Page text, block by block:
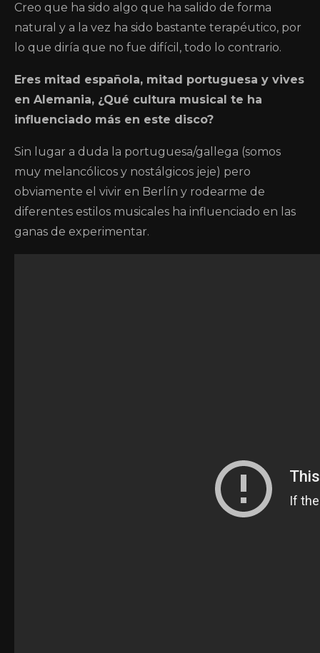
Creo que ha sido algo que ha salido de forma
natural y a la vez ha sido bastante terapéutico, por
lo que diría que no fue difícil, todo lo contrario.
Eres mitad española, mitad portuguesa y vives
en Alemania, ¿Qué cultura musical te ha
influenciado más en este disco?
Sin lugar a duda la portuguesa/gallega (somos
muy melancólicos y nostálgicos jeje) pero
obviamente el vivir en Berlín y rodearme de
diferentes estilos musicales ha influenciado en las
ganas de experimentar.